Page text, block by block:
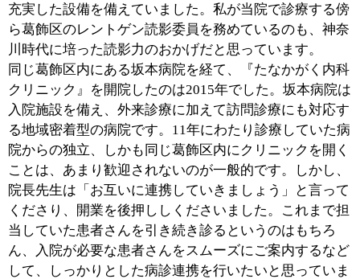
■外来診療・訪問診療を通して、一人ひとりの
患者さんと向き合っていく
『たなかがく内科クリニック』では風邪や腹痛などの症
状をご相談いただくほか、糖尿病や高血圧といった生活
習慣病の管理、各種健康診断や予防接種など幅広い診療
を行っています。地域のみなさまの「医療の最初の窓
口」として、ちょっとした体調不良から大きな病気まで
診るのが私のような「かかりつけ医」の役割だからで
す。さらに、私が専門とする呼吸器の症状については、
より専門的な検査や治療を行える点が当院の強みです。
診察や検査の結果により、このクリニックで対応できる
病気であれば責任を持って治療にあたり、もしもより高
度な医療が必要と判断した場合には、適切な医療機関へ
ご案内いたします。当院を頼りにしてくださる患者さん
一人ひとりに適した治療方法をご提案したり、適切な道
案内をしてさしあげたり。何よりも地域のみなさまに安
心していただけるような診療をしたいと思っています。
患者さんの中にはご高齢の方も多くいらして、クリニッ